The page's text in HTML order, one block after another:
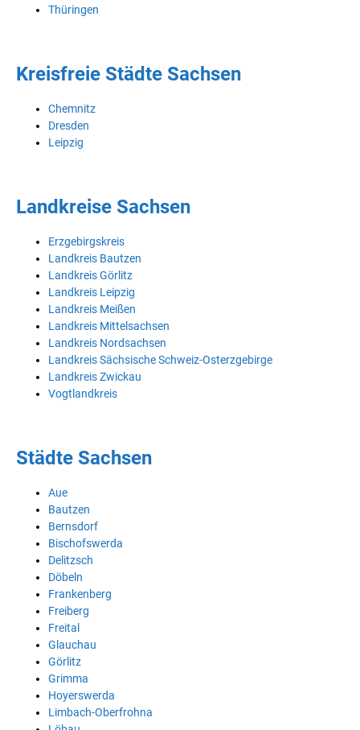
Thüringen
Kreisfreie Städte Sachsen
Chemnitz
Dresden
Leipzig
Landkreise Sachsen
Erzgebirgskreis
Landkreis Bautzen
Landkreis Görlitz
Landkreis Leipzig
Landkreis Meißen
Landkreis Mittelsachsen
Landkreis Nordsachsen
Landkreis Sächsische Schweiz-Osterzgebirge
Landkreis Zwickau
Vogtlandkreis
Städte Sachsen
Aue
Bautzen
Bernsdorf
Bischofswerda
Delitzsch
Döbeln
Frankenberg
Freiberg
Freital
Glauchau
Görlitz
Grimma
Hoyerswerda
Limbach-Oberfrohna